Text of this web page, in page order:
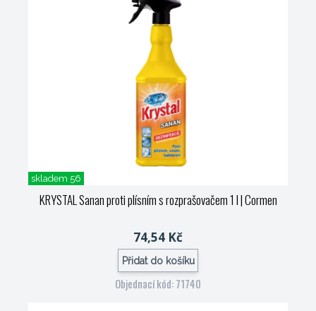
skladem 56
KRYSTAL Sanan proti plísním s rozprašovačem 1 l| Cormen
74,54 Kč
Přidat do košíku
Objednací kód: 71740